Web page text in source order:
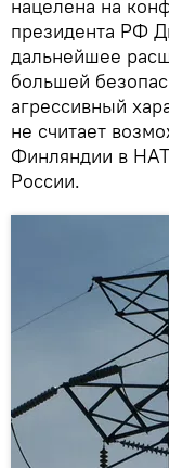
нацелена на
президента РФ
дальнейшее
большей
агрессивный
не считает
Финляндии в
России.